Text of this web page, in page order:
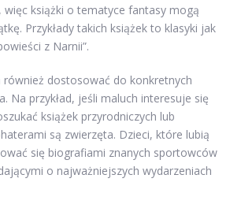
więc książki o tematyce fantasy mogą
Przykłady takich książek to klasyki jak
z Narnii”.
również dostosować do konkretnych
Na przykład, jeśli maluch interesuje się
książek przyrodniczych lub
są zwierzęta. Dzieci, które lubią
się biografiami znanych sportowców
o najważniejszych wydarzeniach